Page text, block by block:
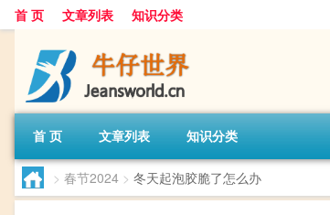
首 页 文章列表 知识分类
首 页 文章列表 知识分类
> 春节2024 > 冬天起泡胶脆了怎么办